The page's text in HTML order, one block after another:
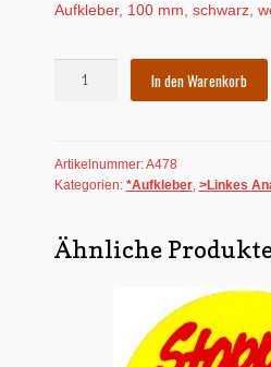
Aufkleber, 100 mm, schwarz,
-
Krieg
Palästen
Menge
In den Warenkorb
Artikelnummer:A478
Kategorien: *Aufkleber, >Linkes
Ähnliche